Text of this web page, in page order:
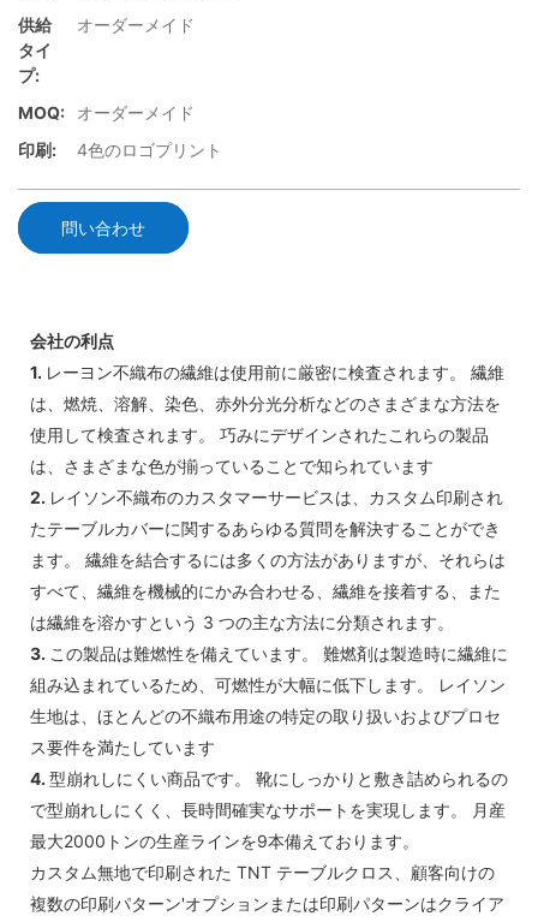
供給
タイ
プ:
オーダーメイド
MOQ:
オーダーメイド
印刷:
4色のロゴプリント
問い合わせ
会社の利点
1. レーヨン不織布の繊維は使用前に厳密に検査されます。 繊維
は、燃焼、溶解、染色、赤外分光分析などのさまざまな方法を
使用して検査されます。 巧みにデザインされたこれらの製品
は、さまざまな色が揃っていることで知られています
2. レイソン不織布のカスタマーサービスは、カスタム印刷され
たテーブルカバーに関するあらゆる質問を解決することができ
ます。 繊維を結合するには多くの方法がありますが、それらは
すべて、繊維を機械的にかみ合わせる、繊維を接着する、また
は繊維を溶かすという 3 つの主な方法に分類されます。
3. この製品は難燃性を備えています。 難燃剤は製造時に繊維に
組み込まれているため、可燃性が大幅に低下します。 レイソン
生地は、ほとんどの不織布用途の特定の取り扱いおよびプロセ
ス要件を満たしています
4. 型崩れしにくい商品です。 靴にしっかりと敷き詰められるの
で型崩れしにくく、長時間確実なサポートを実現します。 月産
最大2000トンの生産ラインを9本備えております。
カスタム無地で印刷された TNT テーブルクロス、顧客向けの
複数の印刷パターン'オプションまたは印刷パターンはクライア